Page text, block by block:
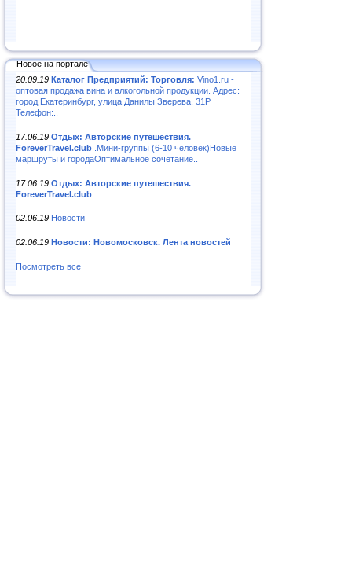
Новое на портале
20.09.19 Каталог Предприятий: Торговля: Vino1.ru -
оптовая продажа вина и алкогольной продукции. Адрес:
город Екатеринбург, улица Данилы Зверева, 31Р
Телефон:..
17.06.19 Отдых: Авторские путешествия.
ForeverTravel.club .Мини-группы (6-10 человек)Новые
маршруты и городаОптимальное сочетание..
17.06.19 Отдых: Авторские путешествия.
ForeverTravel.club
02.06.19 Новости
02.06.19 Новости: Новомосковск. Лента новостей
Посмотреть все